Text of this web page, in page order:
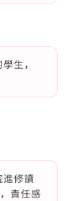
生，
進修讀
責任感